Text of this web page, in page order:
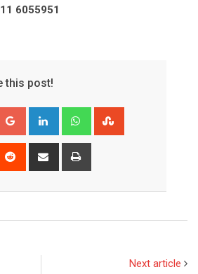
6055951
this post!
Google+ LinkedIn Whatsapp
Reddit
Share
Next article